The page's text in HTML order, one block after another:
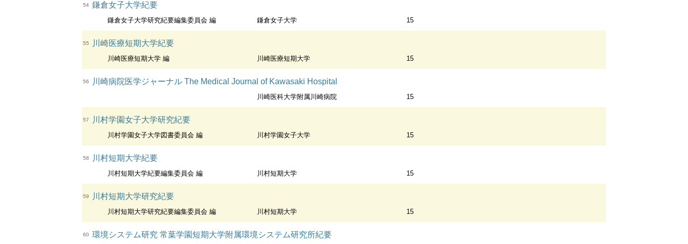
54 鎌倉女子大学紀要
鎌倉女子大学研究紀要編集委員会 編 鎌倉女子大学 15
55 川崎医療短期大学紀要
川崎医療短期大学 編 川崎医療短期大学 15
56 川崎病院医学ジャーナル The Medical Journal of Kawasaki Hospital
川崎医科大学附属川崎病院 15
57 川村学園女子大学研究紀要
川村学園女子大学図書委員会 編 川村学園女子大学 15
58 川村短期大学紀要
川村短期大学紀要編集委員会 編 川村短期大学 15
59 川村短期大学研究紀要
川村短期大学研究紀要編集委員会 編 川村短期大学 15
60 環境システム研究 常葉学園短期大学附属環境システム研究所紀要